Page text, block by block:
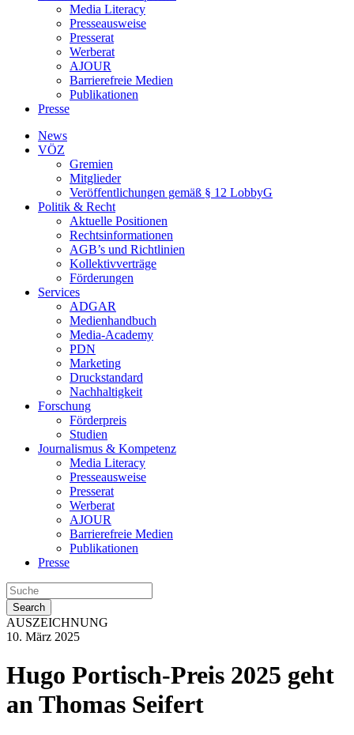
Media Literacy
Presseausweise
Presserat
Werberat
AJOUR
Barrierefreie Medien
Publikationen
Presse
News
VÖZ
Gremien
Mitglieder
Veröffentlichungen gemäß § 12 LobbyG
Politik & Recht
Aktuelle Positionen
Rechtsinformationen
AGB’s und Richtlinien
Kollektivverträge
Förderungen
Services
ADGAR
Medienhandbuch
Media-Academy
PDN
Marketing
Druckstandard
Nachhaltigkeit
Forschung
Förderpreis
Studien
Journalismus & Kompetenz
Media Literacy
Presseausweise
Presserat
Werberat
AJOUR
Barrierefreie Medien
Publikationen
Presse
Search
AUSZEICHNUNG
10. März 2025
Hugo Portisch-Preis 2025 geht
an Thomas Seifert